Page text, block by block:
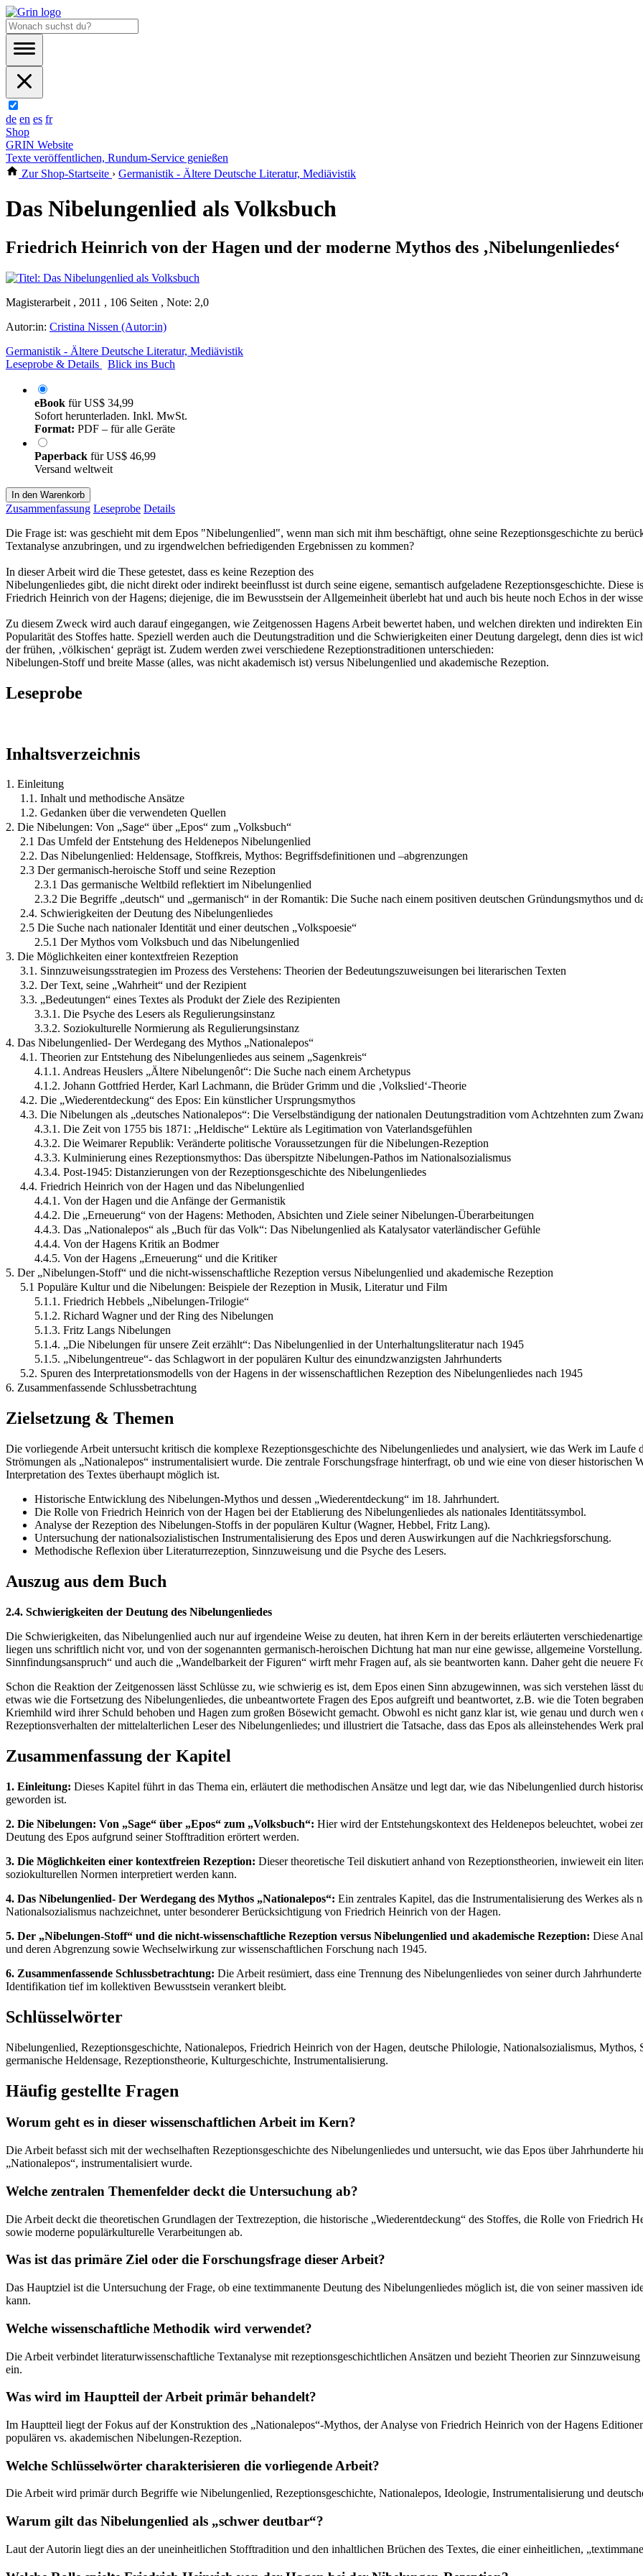
de en es fr
Shop
GRIN Website
Texte veröffentlichen, Rundum-Service genießen
Zur Shop-Startseite › Germanistik - Ältere Deutsche Literatur, Mediävistik
Das Nibelungenlied als Volksbuch
Friedrich Heinrich von der Hagen und der moderne Mythos des ‚Nibelungenliedes‘
Magisterarbeit , 2011 , 106 Seiten , Note: 2,0
Autor:in: Cristina Nissen (Autor:in)
Germanistik - Ältere Deutsche Literatur, Mediävistik
Leseprobe & Details
Blick ins Buch
eBook fürUS$ 34,99
Sofort herunterladen. Inkl. MwSt.
Format: PDF – für alle Geräte
Paperback fürUS$ 46,99
Versand weltweit
In den Warenkorb
Zusammenfassung Leseprobe Details
Die Frage ist: was geschieht mit dem Epos "Nibelungenlied", wenn man sich mit ihm beschäftigt, ohne seine Rezeptionsgeschichte zu
Textanalyse anzubringen, und zu irgendwelchen befriedigenden Ergebnissen zu kommen?
In dieser Arbeit wird die These getestet, dass es keine Rezeption des
Nibelungenliedes gibt, die nicht direkt oder indirekt beeinflusst ist durch seine eigene, semantisch aufgeladene Rezeptionsgeschichte.
Friedrich Heinrich von der Hagens; diejenige, die im Bewusstsein der Allgemeinheit überlebt hat und auch bis heute noch Echos in der
Zu diesem Zweck wird auch darauf eingegangen, wie Zeitgenossen Hagens Arbeit bewertet haben, und welchen direkten und indirekten
Popularität des Stoffes hatte. Speziell werden auch die Deutungstradition und die Schwierigkeiten einer Deutung dargelegt, denn dies ist
der frühen, ‚völkischen‘ geprägt ist. Zudem werden zwei verschiedene Rezeptionstraditionen unterschieden:
Nibelungen-Stoff und breite Masse (alles, was nicht akademisch ist) versus Nibelungenlied und akademische Rezeption.
Leseprobe
Inhaltsverzeichnis
1. Einleitung
1.1. Inhalt und methodische Ansätze
1.2. Gedanken über die verwendeten Quellen
2. Die Nibelungen: Von „Sage“ über „Epos“ zum „Volksbuch“
2.1 Das Umfeld der Entstehung des Heldenepos Nibelungenlied
2.2. Das Nibelungenlied: Heldensage, Stoffkreis, Mythos: Begriffsdefinitionen und –abgrenzungen
2.3 Der germanisch-heroische Stoff und seine Rezeption
2.3.1 Das germanische Weltbild reflektiert im Nibelungenlied
2.3.2 Die Begriffe „deutsch“ und „germanisch“ in der Romantik: Die Suche nach einem positiven deutschen Gründungsmythos und
2.4. Schwierigkeiten der Deutung des Nibelungenliedes
2.5 Die Suche nach nationaler Identität und einer deutschen „Volkspoesie“
2.5.1 Der Mythos vom Volksbuch und das Nibelungenlied
3. Die Möglichkeiten einer kontextfreien Rezeption
3.1. Sinnzuweisungsstrategien im Prozess des Verstehens: Theorien der Bedeutungszuweisungen bei literarischen Texten
3.2. Der Text, seine „Wahrheit“ und der Rezipient
3.3. „Bedeutungen“ eines Textes als Produkt der Ziele des Rezipienten
3.3.1. Die Psyche des Lesers als Regulierungsinstanz
3.3.2. Soziokulturelle Normierung als Regulierungsinstanz
4. Das Nibelungenlied- Der Werdegang des Mythos „Nationalepos“
4.1. Theorien zur Entstehung des Nibelungenliedes aus seinem „Sagenkreis“
4.1.1. Andreas Heuslers „Ältere Nibelungenôt“: Die Suche nach einem Archetypus
4.1.2. Johann Gottfried Herder, Karl Lachmann, die Brüder Grimm und die ‚Volkslied‘-Theorie
4.2. Die „Wiederentdeckung“ des Epos: Ein künstlicher Ursprungsmythos
4.3. Die Nibelungen als „deutsches Nationalepos“: Die Verselbständigung der nationalen Deutungstradition vom Achtzehnten zum
4.3.1. Die Zeit von 1755 bis 1871: „Heldische“ Lektüre als Legitimation von Vaterlandsgefühlen
4.3.2. Die Weimarer Republik: Veränderte politische Voraussetzungen für die Nibelungen-Rezeption
4.3.3. Kulminierung eines Rezeptionsmythos: Das überspitzte Nibelungen-Pathos im Nationalsozialismus
4.3.4. Post-1945: Distanzierungen von der Rezeptionsgeschichte des Nibelungenliedes
4.4. Friedrich Heinrich von der Hagen und das Nibelungenlied
4.4.1. Von der Hagen und die Anfänge der Germanistik
4.4.2. Die „Erneuerung“ von der Hagens: Methoden, Absichten und Ziele seiner Nibelungen-Überarbeitungen
4.4.3. Das „Nationalepos“ als „Buch für das Volk“: Das Nibelungenlied als Katalysator vaterländischer Gefühle
4.4.4. Von der Hagens Kritik an Bodmer
4.4.5. Von der Hagens „Erneuerung“ und die Kritiker
5. Der „Nibelungen-Stoff“ und die nicht-wissenschaftliche Rezeption versus Nibelungenlied und akademische Rezeption
5.1 Populäre Kultur und die Nibelungen: Beispiele der Rezeption in Musik, Literatur und Film
5.1.1. Friedrich Hebbels „Nibelungen-Trilogie“
5.1.2. Richard Wagner und der Ring des Nibelungen
5.1.3. Fritz Langs Nibelungen
5.1.4. „Die Nibelungen für unsere Zeit erzählt“: Das Nibelungenlied in der Unterhaltungsliteratur nach 1945
5.1.5. „Nibelungentreue“- das Schlagwort in der populären Kultur des einundzwanzigsten Jahrhunderts
5.2. Spuren des Interpretationsmodells von der Hagens in der wissenschaftlichen Rezeption des Nibelungenliedes nach 1945
6. Zusammenfassende Schlussbetrachtung
Zielsetzung & Themen
Die vorliegende Arbeit untersucht kritisch die komplexe Rezeptionsgeschichte des Nibelungenliedes und analysiert, wie das Werk im Laufe
Strömungen als „Nationalepos“ instrumentalisiert wurde. Die zentrale Forschungsfrage hinterfragt, ob und wie eine von dieser historischen
Interpretation des Textes überhaupt möglich ist.
Historische Entwicklung des Nibelungen-Mythos und dessen „Wiederentdeckung“ im 18. Jahrhundert.
Die Rolle von Friedrich Heinrich von der Hagen bei der Etablierung des Nibelungenliedes als nationales Identitätssymbol.
Analyse der Rezeption des Nibelungen-Stoffs in der populären Kultur (Wagner, Hebbel, Fritz Lang).
Untersuchung der nationalsozialistischen Instrumentalisierung des Epos und deren Auswirkungen auf die Nachkriegsforschung.
Methodische Reflexion über Literaturrezeption, Sinnzuweisung und die Psyche des Lesers.
Auszug aus dem Buch
2.4. Schwierigkeiten der Deutung des Nibelungenliedes
Die Schwierigkeiten, das Nibelungenlied auch nur auf irgendeine Weise zu deuten, hat ihren Kern in der bereits erläuterten
liegen uns schriftlich nicht vor, und von der sogenannten germanisch-heroischen Dichtung hat man nur eine gewisse, allgemeine
Sinnfindungsanspruch“ und auch die „Wandelbarkeit der Figuren“ wirft mehr Fragen auf, als sie beantworten kann. Daher geht die neuere
Schon die Reaktion der Zeitgenossen lässt Schlüsse zu, wie schwierig es ist, dem Epos einen Sinn abzugewinnen, was sich verstehen
etwas wie die Fortsetzung des Nibelungenliedes, die unbeantwortete Fragen des Epos aufgreift und beantwortet, z.B. wie die Toten
Kriemhild wird ihrer Schuld behoben und Hagen zum großen Bösewicht gemacht. Obwohl es nicht ganz klar ist, wie genau und durch
Rezeptionsverhalten der mittelalterlichen Leser des Nibelungenliedes; und illustriert die Tatsache, dass das Epos als alleinstehendes Werk
Zusammenfassung der Kapitel
1. Einleitung: Dieses Kapitel führt in das Thema ein, erläutert die methodischen Ansätze und legt dar, wie das Nibelungenlied durch
geworden ist.
2. Die Nibelungen: Von „Sage“ über „Epos“ zum „Volksbuch“: Hier wird der Entstehungskontext des Heldenepos beleuchtet, wobei
Deutung des Epos aufgrund seiner Stofftradition erörtert werden.
3. Die Möglichkeiten einer kontextfreien Rezeption: Dieser theoretische Teil diskutiert anhand von Rezeptionstheorien, inwieweit ein
soziokulturellen Normen interpretiert werden kann.
4. Das Nibelungenlied- Der Werdegang des Mythos „Nationalepos“: Ein zentrales Kapitel, das die Instrumentalisierung des Werkes
Nationalsozialismus nachzeichnet, unter besonderer Berücksichtigung von Friedrich Heinrich von der Hagen.
5. Der „Nibelungen-Stoff“ und die nicht-wissenschaftliche Rezeption versus Nibelungenlied und akademische Rezeption: Diese
und deren Abgrenzung sowie Wechselwirkung zur wissenschaftlichen Forschung nach 1945.
6. Zusammenfassende Schlussbetrachtung: Die Arbeit resümiert, dass eine Trennung des Nibelungenliedes von seiner durch
Identifikation tief im kollektiven Bewusstsein verankert bleibt.
Schlüsselwörter
Nibelungenlied, Rezeptionsgeschichte, Nationalepos, Friedrich Heinrich von der Hagen, deutsche Philologie, Nationalsozialismus,
germanische Heldensage, Rezeptionstheorie, Kulturgeschichte, Instrumentalisierung.
Häufig gestellte Fragen
Worum geht es in dieser wissenschaftlichen Arbeit im Kern?
Die Arbeit befasst sich mit der wechselhaften Rezeptionsgeschichte des Nibelungenliedes und untersucht, wie das Epos über Jahrhunderte
„Nationalepos“, instrumentalisiert wurde.
Welche zentralen Themenfelder deckt die Untersuchung ab?
Die Arbeit deckt die theoretischen Grundlagen der Textrezeption, die historische „Wiederentdeckung“ des Stoffes, die Rolle von Friedrich
sowie moderne populärkulturelle Verarbeitungen ab.
Was ist das primäre Ziel oder die Forschungsfrage dieser Arbeit?
Das Hauptziel ist die Untersuchung der Frage, ob eine textimmanente Deutung des Nibelungenliedes möglich ist, die von seiner massiven
kann.
Welche wissenschaftliche Methodik wird verwendet?
Die Arbeit verbindet literaturwissenschaftliche Textanalyse mit rezeptionsgeschichtlichen Ansätzen und bezieht Theorien zur
ein.
Was wird im Hauptteil der Arbeit primär behandelt?
Im Hauptteil liegt der Fokus auf der Konstruktion des „Nationalepos“-Mythos, der Analyse von Friedrich Heinrich von der Hagens
populären vs. akademischen Nibelungen-Rezeption.
Welche Schlüsselwörter charakterisieren die vorliegende Arbeit?
Die Arbeit wird primär durch Begriffe wie Nibelungenlied, Rezeptionsgeschichte, Nationalepos, Ideologie, Instrumentalisierung und
Warum gilt das Nibelungenlied als „schwer deutbar“?
Laut der Autorin liegt dies an der uneinheitlichen Stofftradition und den inhaltlichen Brüchen des Textes, die einer einheitlichen,